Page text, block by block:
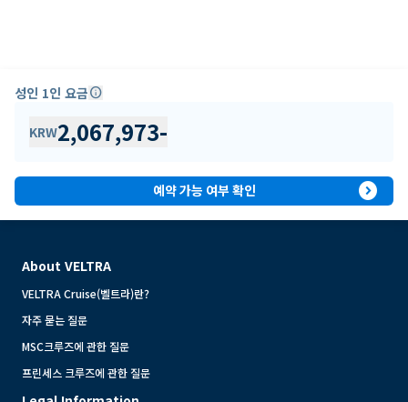
성인 1인 요금info
KRW2,067,973-
예약 가능 여부 확인 expand_circle_right
About VELTRA
VELTRA Cruise(벨트라)란?
자주 묻는 질문
MSC크루즈에 관한 질문
프린세스 크루즈에 관한 질문